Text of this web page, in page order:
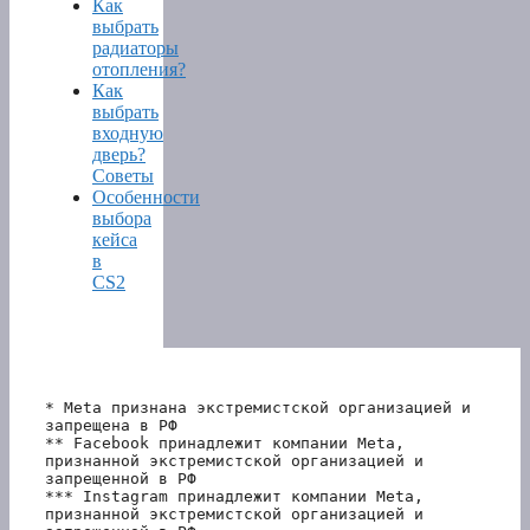
Как
выбрать
радиаторы
отопления?
Как
выбрать
входную
дверь?
Советы
Особенности
выбора
кейса
в
CS2
* Meta признана экстремистской организацией и
запрещена в РФ
** Facebook принадлежит компании Meta,
признанной экстремистской организацией и
запрещенной в РФ
*** Instagram принадлежит компании Meta,
признанной экстремистской организацией и